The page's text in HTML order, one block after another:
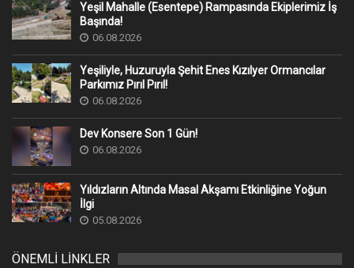
Yeşil Mahalle (Esentepe) Rampasında Ekiplerimiz İş
Başında!
06.08.2026
Yeşiliyle, Huzuruyla Şehit Enes Kızılyer Ormancılar
Parkımız Pırıl Pırıl!
06.08.2026
Dev Konsere Son 1️ Gün!
06.08.2026
Yıldızların Altında Masal Akşamı Etkinliğine Yoğun
İlgi
05.08.2026
ÖNEMLİ LİNKLER